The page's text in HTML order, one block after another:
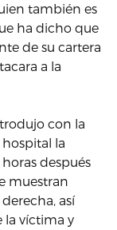
también es
ha dicho que
de su cartera
a la
con la
la
después
muestran
así
la víctima y